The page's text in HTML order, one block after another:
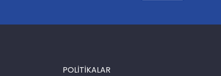
POLİTİKALAR